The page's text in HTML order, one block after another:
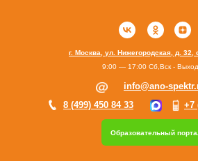
Образовательный
г. Москва, ул. Нижегородская, д. 32,
+7
8 (499) 450 84 33
info@ano-
9:00 — 17:00 Сб,Вск -